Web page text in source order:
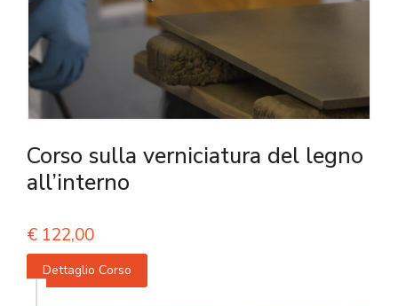
Corso sulla verniciatura del legno
all’interno
€ 122,00
Dettaglio Corso